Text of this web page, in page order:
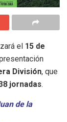
el 15 de
División, que
jornadas.
de la